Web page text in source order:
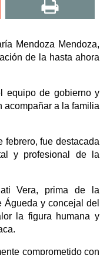
Mendoza Mendoza,
de la hasta ahora
equipo de gobierno y
acompañar a la familia
fue destacada
y profesional de la
Vera, prima de la
y concejal del
la figura humana y
comprometido con